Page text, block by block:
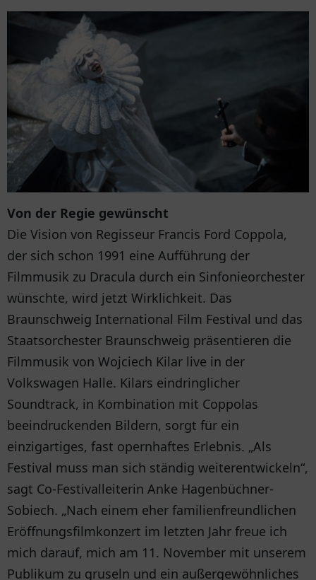
Von der Regie gewünscht
Die Vision von Regisseur Francis Ford Coppola,
der sich schon 1991 eine Aufführung der
Filmmusik zu Dracula durch ein Sinfonieorchester
wünschte, wird jetzt Wirklichkeit. Das
Braunschweig International Film Festival und das
Staatsorchester Braunschweig präsentieren die
Filmmusik von Wojciech Kilar live in der
Volkswagen Halle. Kilars eindringlicher
Soundtrack, in Kombination mit Coppolas
beeindruckenden Bildern, sorgt für ein
einzigartiges, fast opernhaftes Erlebnis. „Als
Festival muss man sich ständig weiterentwickeln“,
sagt Co-Festivalleiterin Anke Hagenbüchner-
Sobiech. „Nach einem eher familienfreundlichen
Eröffnungsfilmkonzert im letzten Jahr freue ich
mich darauf, mich am 11. November mit unserem
Publikum zu gruseln und ein außergewöhnliches